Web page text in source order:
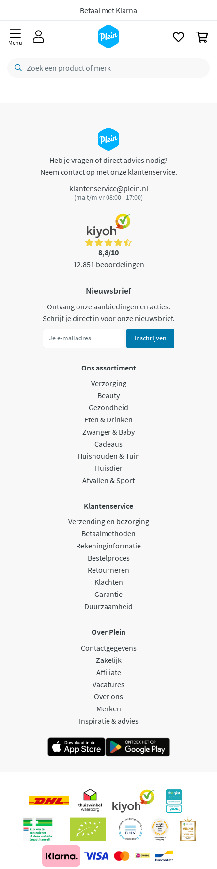
Betaal met Klarna
Menu
Heb je vragen of direct advies nodig?
Neem contact op met onze klantenservice.
klantenservice@plein.nl
(ma t/m vr 08:00 - 17:00)
8,8/10
12.851 beoordelingen
Nieuwsbrief
Ontvang onze aanbiedingen en acties.
Schrijf je direct in voor onze nieuwsbrief.
Inschrijven
Ons assortiment
Verzorging
Beauty
Gezondheid
Eten & Drinken
Zwanger & Baby
Cadeaus
Huishouden & Tuin
Huisdier
Afvallen & Sport
Klantenservice
Verzending en bezorging
Betaalmethoden
Rekeninginformatie
Bestelproces
Retourneren
Klachten
Garantie
Duurzaamheid
Over Plein
Contactgegevens
Zakelijk
Affiliate
Vacatures
Over ons
Merken
Inspiratie & advies